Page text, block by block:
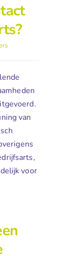
van
voor